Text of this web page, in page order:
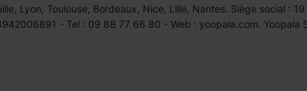
Lyon, Toulouse, Bordeaux, Nice, Lille, Nantes. Siège social :
- Tel : 09 88 77 66 80 - Web : yoopala.com. Yoopala